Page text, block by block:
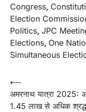
Congress,
Election
Politics, JPC
Elections, One
Simultaneous
Post
navigation
⟵
अमरनाथ यात्रा 2025:
1.45 लाख से अधिक